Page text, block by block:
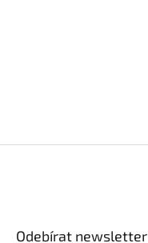
Odebírat newsletter